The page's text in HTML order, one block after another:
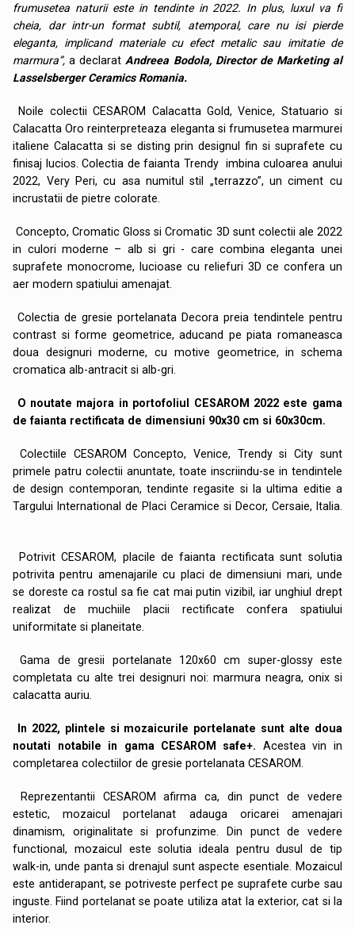
frumusetea naturii este in tendinte in 2022. In plus, luxul va fi
cheia, dar intr-un format subtil, atemporal, care nu isi pierde
eleganta, implicand materiale cu efect metalic sau imitatie de
marmura”, a declarat Andreea Bodola, Director de Marketing al
Lasselsberger Ceramics Romania.
Noile colectii CESAROM Calacatta Gold, Venice, Statuario si
Calacatta Oro reinterpreteaza eleganta si frumusetea marmurei
italiene Calacatta si se disting prin designul fin si suprafete cu
finisaj lucios. Colectia de faianta Trendy imbina culoarea anului
2022, Very Peri, cu asa numitul stil „terrazzo”, un ciment cu
incrustatii de pietre colorate.
Concepto, Cromatic Gloss si Cromatic 3D sunt colectii ale 2022
in culori moderne – alb si gri - care combina eleganta unei
suprafete monocrome, lucioase cu reliefuri 3D ce confera un
aer modern spatiului amenajat.
Colectia de gresie portelanata Decora preia tendintele pentru
contrast si forme geometrice, aducand pe piata romaneasca
doua designuri moderne, cu motive geometrice, in schema
cromatica alb-antracit si alb-gri.
O noutate majora in portofoliul CESAROM 2022 este gama
de faianta rectificata de dimensiuni 90x30 cm si 60x30cm.
Colectiile CESAROM Concepto, Venice, Trendy si City sunt
primele patru colectii anuntate, toate inscriindu-se in tendintele
de design contemporan, tendinte regasite si la ultima editie a
Targului International de Placi Ceramice si Decor, Cersaie, Italia.
Potrivit CESAROM, placile de faianta rectificata sunt solutia
potrivita pentru amenajarile cu placi de dimensiuni mari, unde
se doreste ca rostul sa fie cat mai putin vizibil, iar unghiul drept
realizat de muchiile placii rectificate confera spatiului
uniformitate si planeitate.
Gama de gresii portelanate 120x60 cm super-glossy este
completata cu alte trei designuri noi: marmura neagra, onix si
calacatta auriu.
In 2022, plintele si mozaicurile portelanate sunt alte doua
noutati notabile in gama CESAROM safe+. Acestea vin in
completarea colectiilor de gresie portelanata CESAROM.
Reprezentantii CESAROM afirma ca, din punct de vedere
estetic, mozaicul portelanat adauga oricarei amenajari
dinamism, originalitate si profunzime. Din punct de vedere
functional, mozaicul este solutia ideala pentru dusul de tip
walk-in, unde panta si drenajul sunt aspecte esentiale. Mozaicul
este antiderapant, se potriveste perfect pe suprafete curbe sau
inguste. Fiind portelanat se poate utiliza atat la exterior, cat si la
interior.